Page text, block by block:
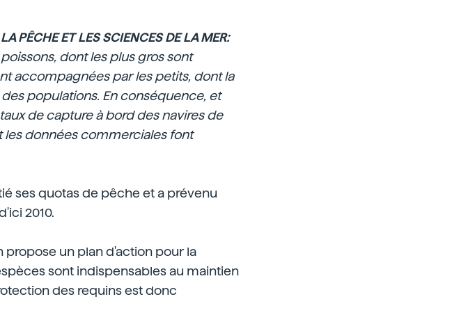
PÊCHE ET LES SCIENCES DE LA MER:
dont les plus gros sont
accompagnées par les petits, dont la
populations. En conséquence, et
de capture à bord des navires de
données commerciales font
ses quotas de pêche et a prévenu
2010.
un plan d'action pour la
sont indispensables au maintien
des requins est donc